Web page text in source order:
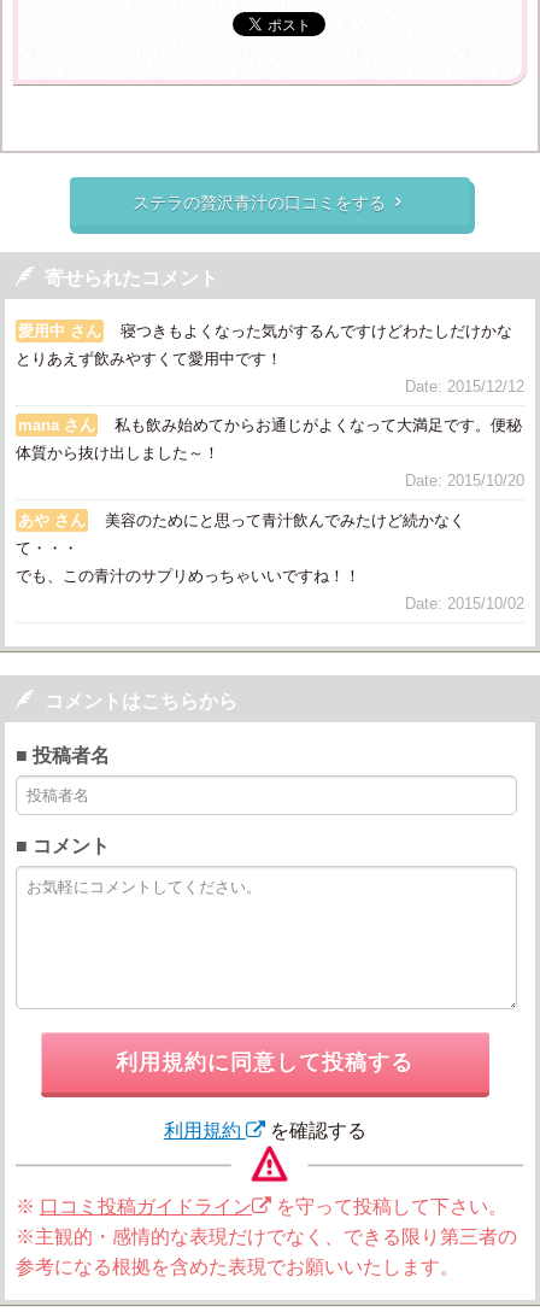
ステラの贅沢青汁の口コミをする 
 寄せられたコメント
愛用中 さん
寝つきもよくなった気がするんですけどわたしだけかな
とりあえず飲みやすくて愛用中です！
Date: 2015/12/12
mana さん
私も飲み始めてからお通じがよくなって大満足です。便秘
体質から抜け出しました～！
Date: 2015/10/20
あや さん
美容のためにと思って青汁飲んでみたけど続かなく
て・・・
でも、この青汁のサプリめっちゃいいですね！！
Date: 2015/10/02
 コメントはこちらから
■ 投稿者名
■ コメント
利用規約に同意して投稿する
利用規約 を確認する
※ 口コミ投稿ガイドライン
を守って投稿して下さい。
※主観的・感情的な表現だけでなく、できる限り第三者の
参考になる根拠を含めた表現でお願いいたします。